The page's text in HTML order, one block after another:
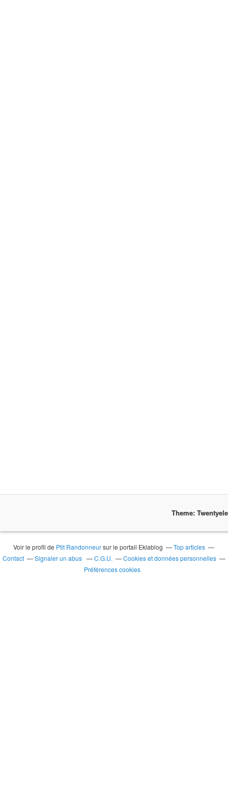
Theme:
Voir le profil de Ptit Randonneursur le portail Eklablog
Top articles
Contact
Signaler un abus C.G.U.
Cookies et données personnelles
Préférences cookies